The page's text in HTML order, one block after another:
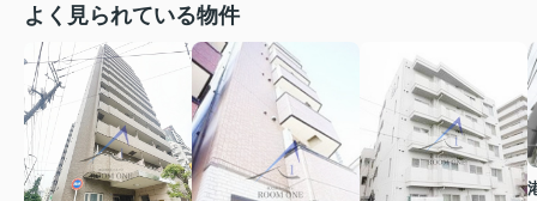
よく見られている物件